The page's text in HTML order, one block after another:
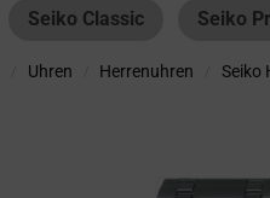
Seiko Classic Seiko
Uhren Herrenuhren Seiko